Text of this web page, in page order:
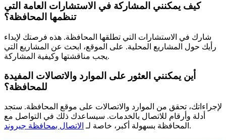
كيف يمكنني المشاركة في الاستشارات العامة التي
تنظمها المحافظة؟
شارك في الاستشارات التي تطلقها المحافظة. هذه فرصتك لإبداء
رأيك حول المشاريع المحلية. على الموقع، ابحث عن المشاريع التي
يجب مناقشتها وكيفية المشاركة.
أين يمكنني العثور على الموارد والاتصالات المفيدة
للمحافظة؟
لإجراءاتك، تحقق من الموارد والاتصالات على موقع المحافظة. ستجد
أدلة وأرقام للاتصال بالخدمات. سيساعدك ذلك في التواصل مع
المحافظة بسهولة أكبر، خاصة لـ الاتصال بمحافظة جيروند .